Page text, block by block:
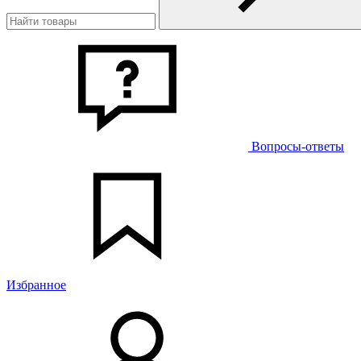
Вопросы-ответы
Избранное